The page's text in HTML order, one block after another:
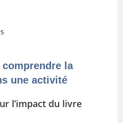
la
une activité
l’impact du livre